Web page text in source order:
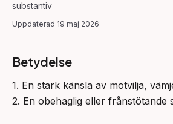
substantiv
Uppdaterad 19 maj 2026
Betydelse
1. En stark känsla av motvilja,
2. En obehaglig eller frånstötande